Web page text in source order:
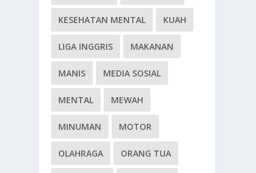
KESEHATAN MENTAL KUAH
LIGA INGGRIS MAKANAN
MANIS MEDIA SOSIAL
MENTAL MEWAH
MINUMAN MOTOR
OLAHRAGA ORANG TUA